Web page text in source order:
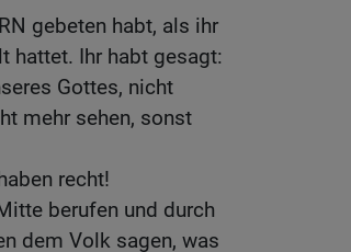
gebeten habt, als ihr
hattet. Ihr habt gesagt:
Gottes, nicht
mehr sehen, sonst
recht!
berufen und durch
dem Volk sagen, was